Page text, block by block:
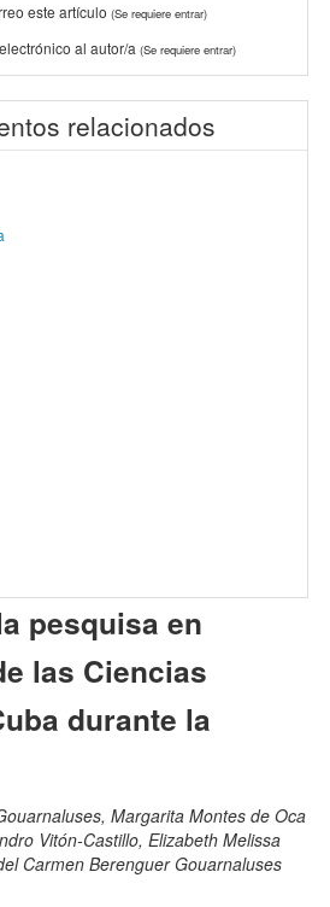
este artículo (Se requiere entrar)
al autor/a (Se requiere entrar)
relacionados
pesquisa en
las Ciencias
durante la
Margarita Montes de Oca
Vitón-Castillo, Elizabeth Melissa
Carmen Berenguer Gouarnaluses